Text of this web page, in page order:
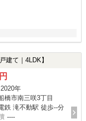
建て｜4LDK】
年
橋市南三咲3丁目
鉄 滝不動駅 徒歩--分
----